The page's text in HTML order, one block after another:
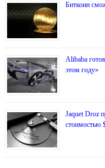
Биткоин
Alibaba
этом году»
Jaquet Droz
стоимостью